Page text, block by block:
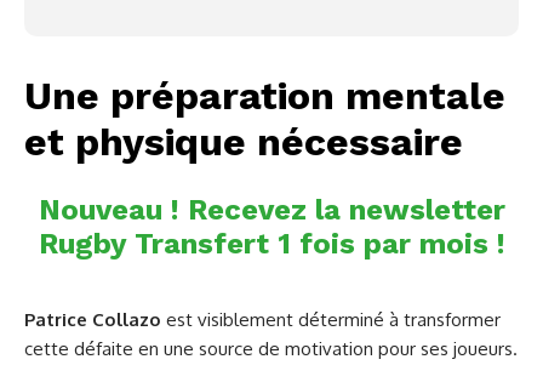
Une préparation mentale
et physique nécessaire
Nouveau ! Recevez la newsletter
Rugby Transfert 1 fois par mois !
Patrice Collazo est visiblement déterminé à transformer
cette défaite en une source de motivation pour ses joueurs.